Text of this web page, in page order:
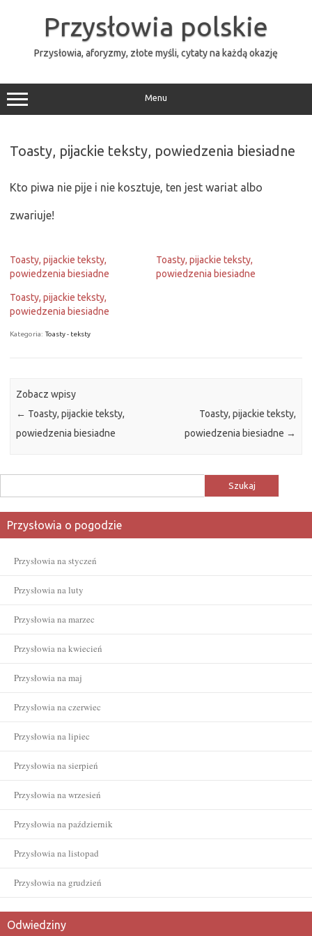
Przysłowia polskie
Przysłowia, aforyzmy, złote myśli, cytaty na każdą okazję
Menu
Toasty, pijackie teksty, powiedzenia biesiadne
Kto piwa nie pije i nie kosztuje, ten jest wariat albo
zwariuje!
Toasty, pijackie teksty,
powiedzenia biesiadne
Toasty, pijackie teksty,
powiedzenia biesiadne
Toasty, pijackie teksty,
powiedzenia biesiadne
Kategoria: Toasty - teksty
Zobacz wpisy
← Toasty, pijackie teksty,
powiedzenia biesiadne
Toasty, pijackie teksty,
powiedzenia biesiadne →
Przysłowia o pogodzie
Przysłowia na styczeń
Przysłowia na luty
Przysłowia na marzec
Przysłowia na kwiecień
Przysłowia na maj
Przysłowia na czerwiec
Przysłowia na lipiec
Przysłowia na sierpień
Przysłowia na wrzesień
Przysłowia na październik
Przysłowia na listopad
Przysłowia na grudzień
Odwiedziny